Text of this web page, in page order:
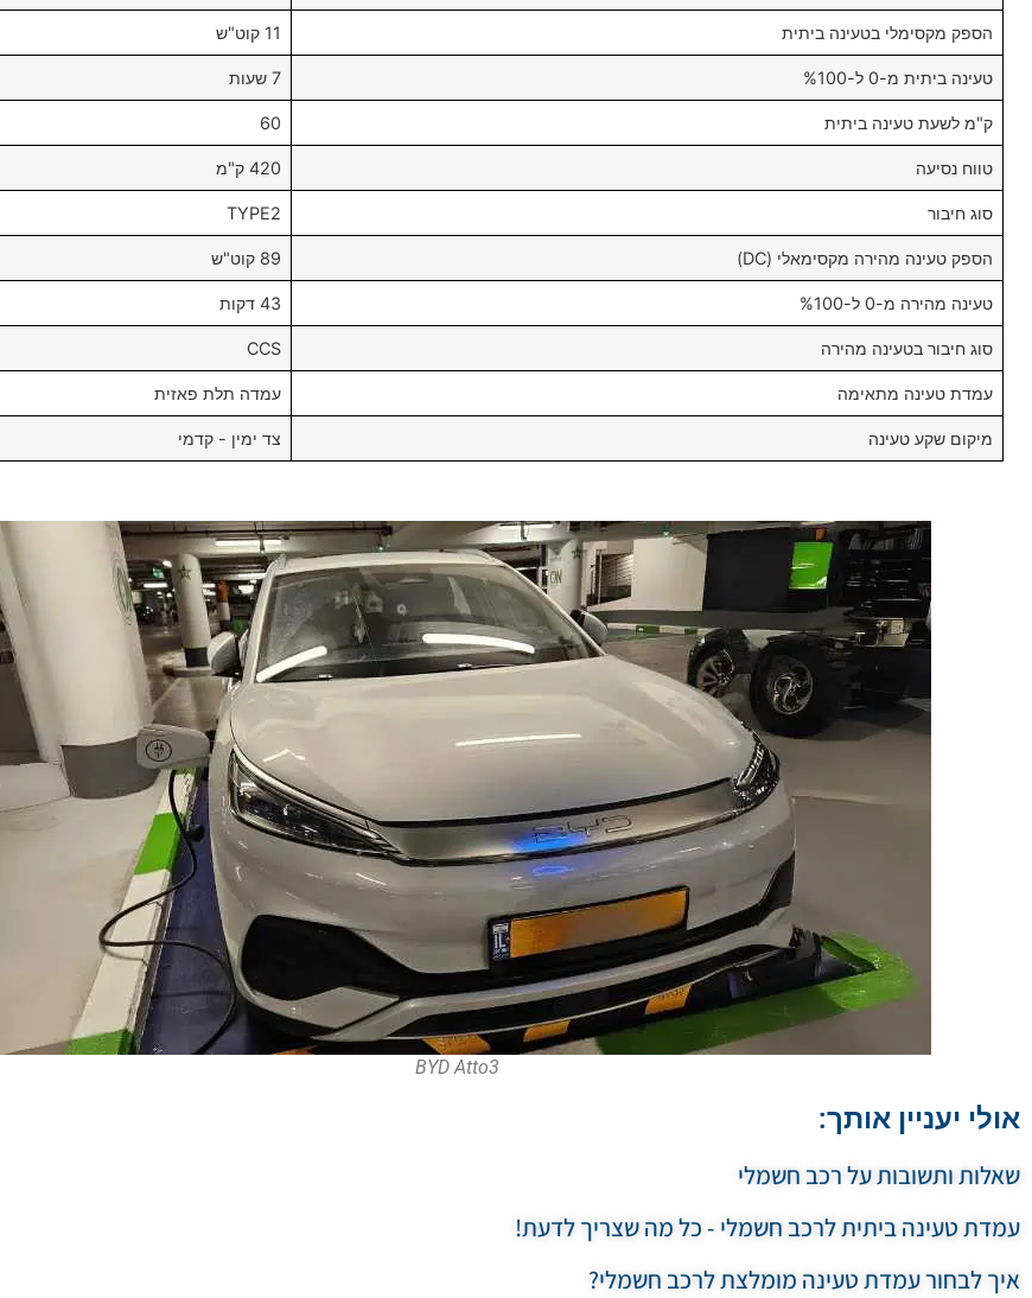
הספק מקסימלי בטעינה ביתית 11 קוט"ש
טעינה ביתית מ-0 ל-%100 7 שעות
ק"מ לשעת טעינה ביתית 60
טווח נסיעה 420 ק"מ
סוג חיבור TYPE2
הספק טעינה מהירה מקסימאלי (DC) 89 קוט"ש
טעינה מהירה מ-0 ל-%100 43 דקות
סוג חיבור בטעינה מהירה CCS
עמדת טעינה מתאימה עמדה תלת פאזית
מיקום שקע טעינה צד ימין - קדמי
BYD Atto3
אולי יעניין אותך:
שאלות ותשובות על רכב חשמלי
עמדת טעינה ביתית לרכב חשמלי - כל מה שצריך לדעת!
איך לבחור עמדת טעינה מומלצת לרכב חשמלי?